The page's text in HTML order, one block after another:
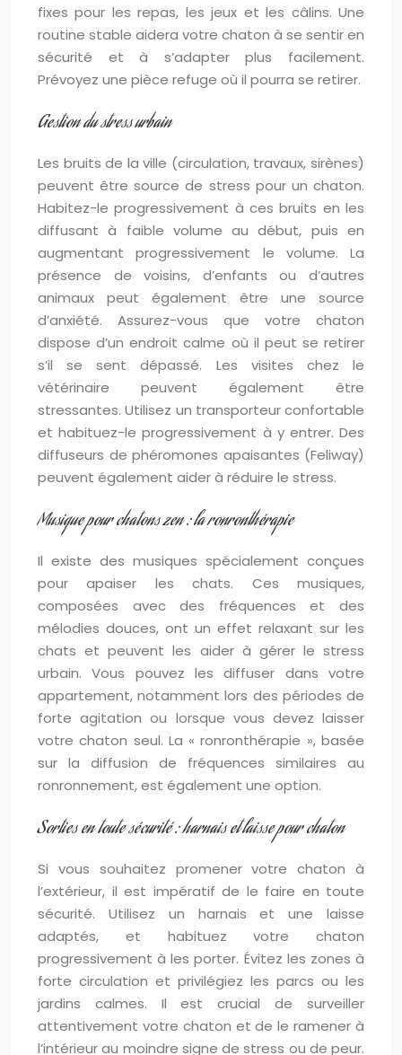
fixes pour les repas, les jeux et les câlins. Une
routine stable aidera votre chaton à se sentir en
sécurité et à s’adapter plus facilement.
Prévoyez une pièce refuge où il pourra se retirer.
Gestion du stress urbain
Les bruits de la ville (circulation, travaux, sirènes)
peuvent être source de stress pour un chaton.
Habitez-le progressivement à ces bruits en les
diffusant à faible volume au début, puis en
augmentant progressivement le volume. La
présence de voisins, d’enfants ou d’autres
animaux peut également être une source
d’anxiété. Assurez-vous que votre chaton
dispose d’un endroit calme où il peut se retirer
s’il se sent dépassé. Les visites chez le
vétérinaire peuvent également être
stressantes. Utilisez un transporteur confortable
et habituez-le progressivement à y entrer. Des
diffuseurs de phéromones apaisantes (Feliway)
peuvent également aider à réduire le stress.
Musique pour chatons zen : la ronronthérapie
Il existe des musiques spécialement conçues
pour apaiser les chats. Ces musiques,
composées avec des fréquences et des
mélodies douces, ont un effet relaxant sur les
chats et peuvent les aider à gérer le stress
urbain. Vous pouvez les diffuser dans votre
appartement, notamment lors des périodes de
forte agitation ou lorsque vous devez laisser
votre chaton seul. La « ronronthérapie », basée
sur la diffusion de fréquences similaires au
ronronnement, est également une option.
Sorties en toute sécurité : harnais et laisse pour chaton
Si vous souhaitez promener votre chaton à
l’extérieur, il est impératif de le faire en toute
sécurité. Utilisez un harnais et une laisse
adaptés, et habituez votre chaton
progressivement à les porter. Évitez les zones à
forte circulation et privilégiez les parcs ou les
jardins calmes. Il est crucial de surveiller
attentivement votre chaton et de le ramener à
l’intérieur au moindre signe de stress ou de peur.